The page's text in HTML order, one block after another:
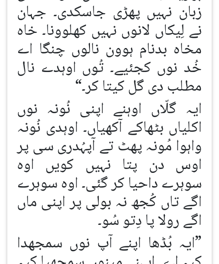
زبان نہیں پھڑی جاسکدی۔ جہان
نے لِیکاں لانوں نہیں کھلوونا۔ خاہ
مخاہ بدنام ہوون نالوں چنگا اے
خُد نوں کجئیے۔ تُوں اوہدے نال
مطلب دی گل کیتا کر۔“
ایہ گلّاں اوہنے اپنی نُونہ نوں
اکلیاں بٹھاکے آکھیاں۔ اوہدی نُونہ
واہوا مُونہ پھٹ تے آپہُدری سی پر
اوس دن پتا نہیں کویں اوہ
سوہرے داحیا کر گئی۔ اوہ سوہرے
اگے تاں کُجھ نہ بولی پر اپنی ماں
اگے رولا پا دِتو سُو۔
”ایہ بُڈھا اپنے آپ نوں سمجھدا